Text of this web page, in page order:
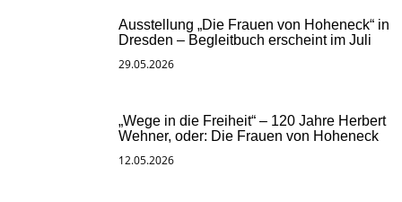
Ausstellung „Die Frauen von Hoheneck“ in
Dresden – Begleitbuch erscheint im Juli
29.05.2026
„Wege in die Freiheit“ – 120 Jahre Herbert
Wehner, oder: Die Frauen von Hoheneck
12.05.2026